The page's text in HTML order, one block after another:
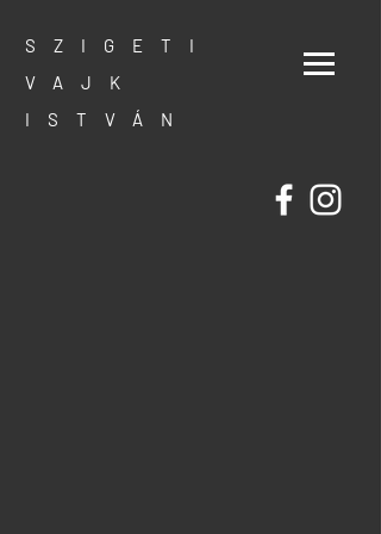
SZIGETI
VAJK
ISTVÁN